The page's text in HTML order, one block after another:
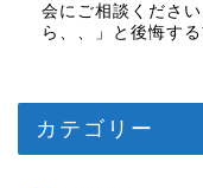
会にご相談くださ
ら、、」と後悔する
カテゴリー